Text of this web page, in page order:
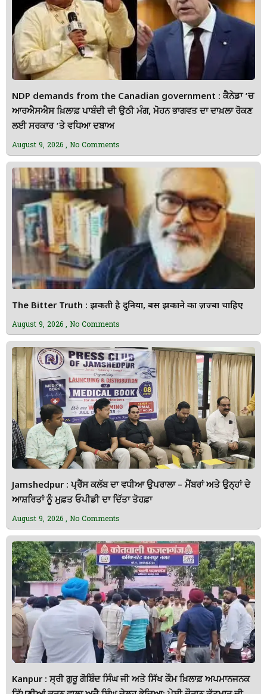
NDP demands from the Canadian government : ਕੈਨੇਡਾ ’ਚ
ਆਰਐਸਐਸ ਖ਼ਿਲਾਫ਼ ਪਾਬੰਦੀ ਦੀ ਉਠੀ ਮੰਗ, ਮੋਹਨ ਭਾਗਵਤ ਦਾ ਦਾਖ਼ਲਾ ਰੋਕਣ
ਲਈ ਸਰਕਾਰ ’ਤੇ ਵਧਿਆ ਦਬਾਅ
August 9, 2026 No Comments
The Bitter Truth : झुकती है दुनिया, बस झुकाने का ज़ज्बा चाहिए
August 9, 2026 No Comments
Jamshedpur : ਪ੍ਰੈੱਸ ਕਲੱਬ ਦਾ ਵਧੀਆ ਉਪਰਾਲਾ – ਮੈਂਬਰਾਂ ਅਤੇ ਉਨ੍ਹਾਂ ਦੇ
ਆਸ਼ਰਿਤਾਂ ਨੂੰ ਮੁਫ਼ਤ ਓਪੀਡੀ ਦਾ ਦਿੱਤਾ ਤੋਹਫ਼ਾ
August 9, 2026 No Comments
Kanpur : ਸ੍ਰੀ ਗੁਰੂ ਗੋਬਿੰਦ ਸਿੰਘ ਜੀ ਅਤੇ ਸਿੱਖ ਕੌਮ ਖ਼ਿਲਾਫ਼ ਅਪਮਾਨਜਨਕ